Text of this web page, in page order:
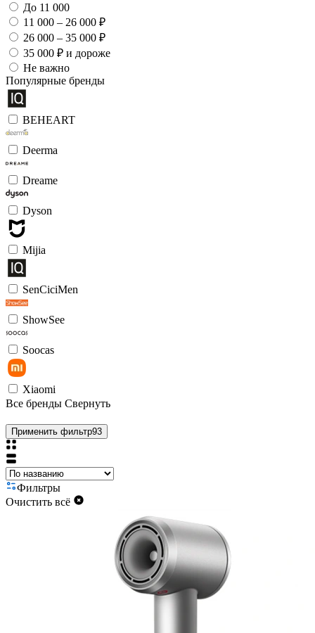
До 11 000
11 000 – 26 000 ₽
26 000 – 35 000 ₽
35 000 ₽ и дороже
Не важно
Популярные бренды
BEHEART
Deerma
Dreame
Dyson
Mijia
SenCiciMen
ShowSee
Soocas
Xiaomi
Все бренды Свернуть
Применить фильтр93
Фильтры
Очистить всё